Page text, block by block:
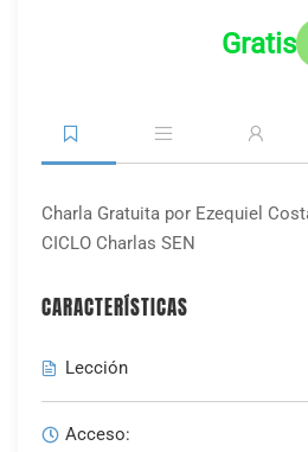
Gratis
Charla Gratuita por Ezequiel
CICLO Charlas SEN
CARACTERÍSTICAS
Lección
Acceso: